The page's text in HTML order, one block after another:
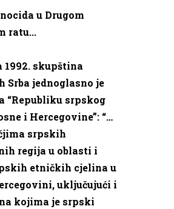
u Drugom
ratu...
1992. skupština
Srba jednoglasno je
“Republiku srpskog
i Hercegovine”: “…
srpskih
regija u oblasti i
etničkih cjelina u
uključujući i
kojima je srpski